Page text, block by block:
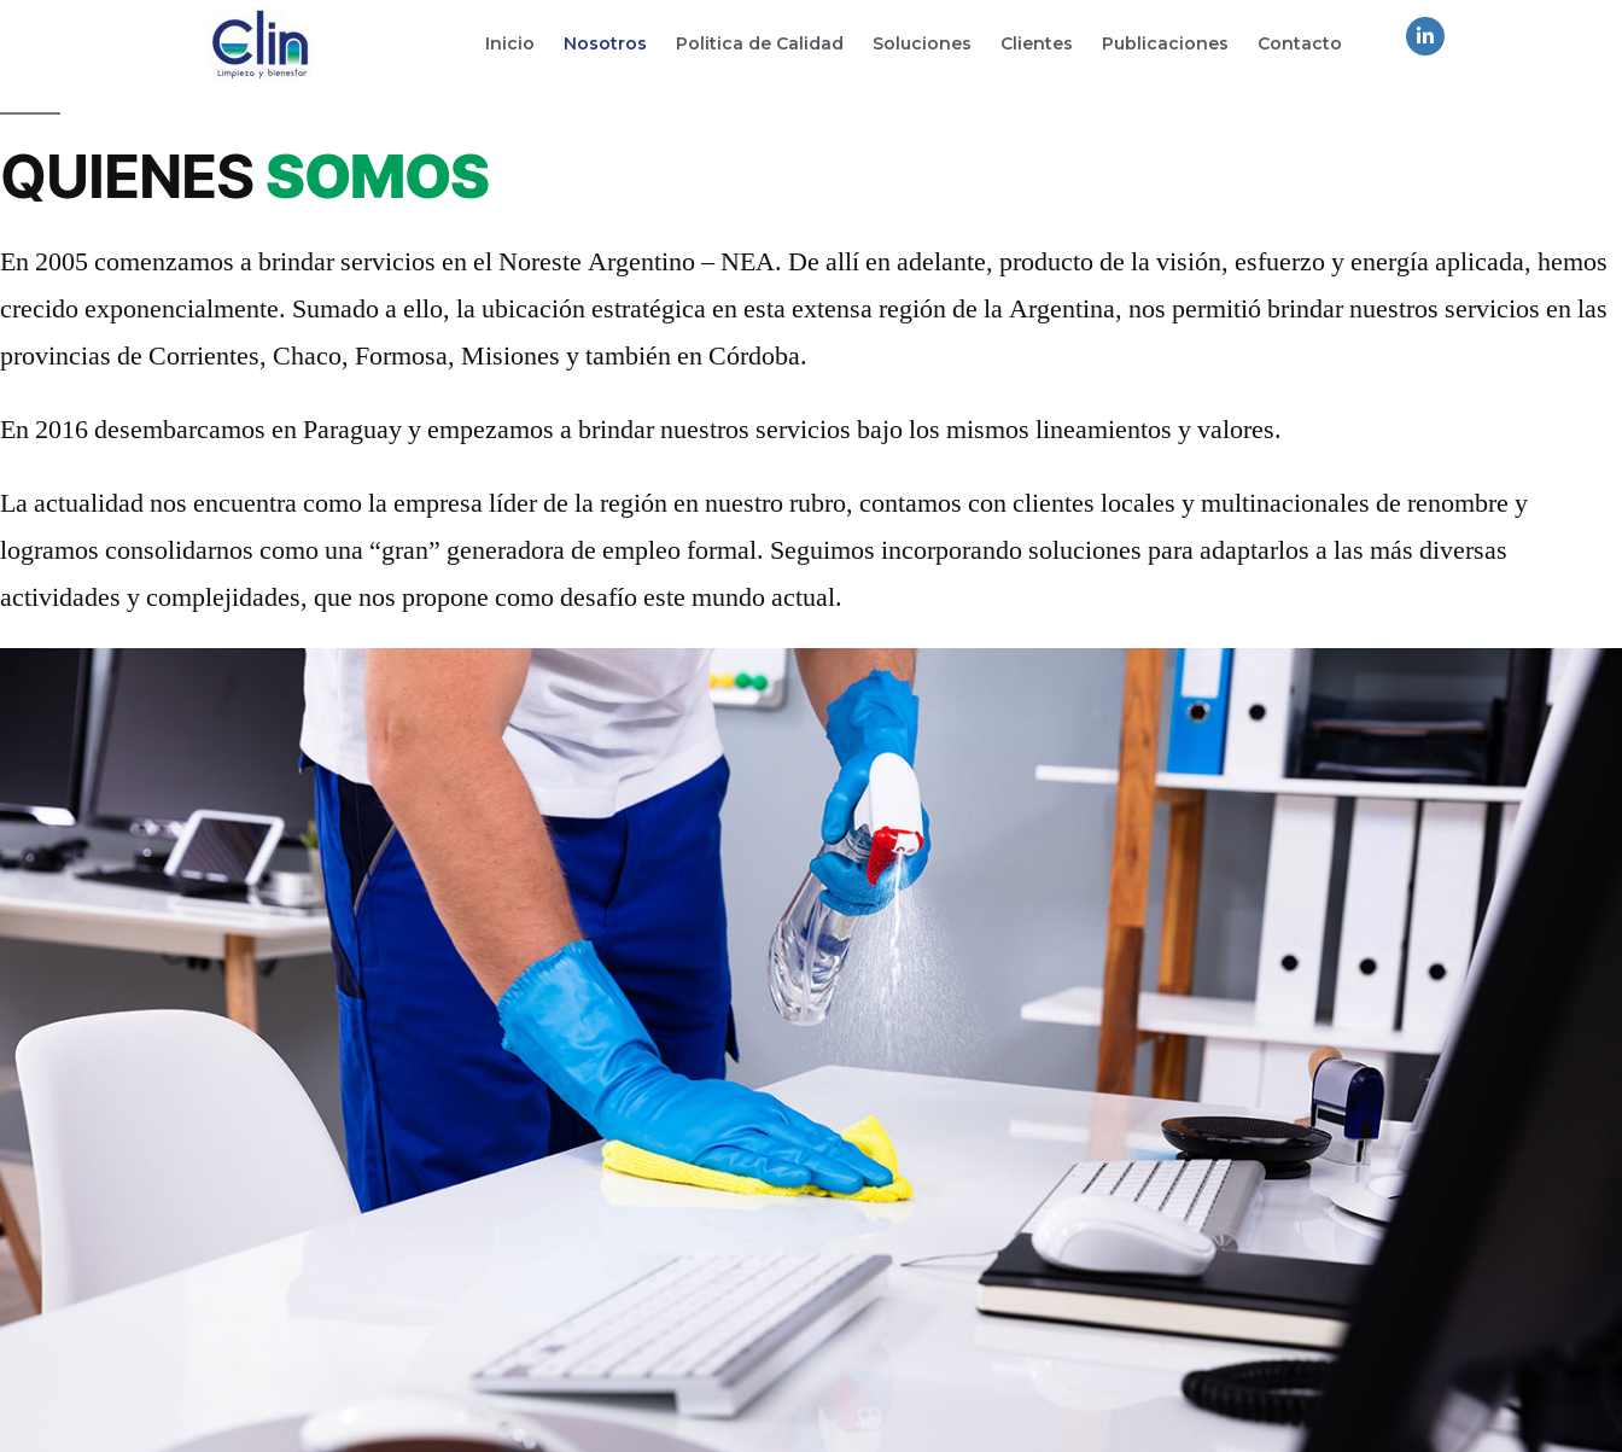
Inicio Nosotros Politica de Calidad Soluciones Clientes Publicaciones Contacto
QUIENESSOMOS
En 2005 comenzamos a brindar servicios en el Noreste Argentino – NEA. De allí en adelante, producto de la visión, esfuerzo y energía aplicada, hemos
crecido exponencialmente. Sumado a ello, la ubicación estratégica en esta extensa región de la Argentina, nos permitió brindar nuestros servicios en las
provincias de Corrientes, Chaco, Formosa, Misiones y también en Córdoba.
En 2016 desembarcamos en Paraguay y empezamos a brindar nuestros servicios bajo los mismos lineamientos y valores.
La actualidad nos encuentra como la empresa líder de la región en nuestro rubro, contamos con clientes locales y multinacionales de renombre y
logramos consolidarnos como una “gran” generadora de empleo formal. Seguimos incorporando soluciones para adaptarlos a las más diversas
actividades y complejidades, que nos propone como desafío este mundo actual.